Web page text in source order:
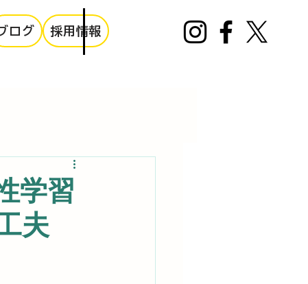
ログ 採用情報
学習
夫